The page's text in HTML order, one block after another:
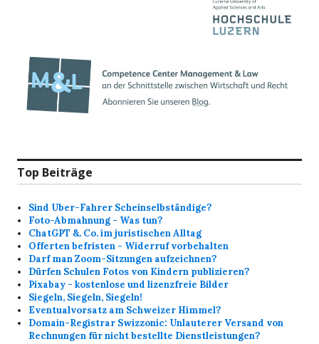
Top Beiträge
Sind Uber-Fahrer Scheinselbständige?
Foto-Abmahnung - Was tun?
ChatGPT &. Co. im juristischen Alltag
Offerten befristen - Widerruf vorbehalten
Darf man Zoom-Sitzungen aufzeichnen?
Dürfen Schulen Fotos von Kindern publizieren?
Pixabay - kostenlose und lizenzfreie Bilder
Siegeln, Siegeln, Siegeln!
Eventualvorsatz am Schweizer Himmel?
Domain-Registrar Swizzonic: Unlauterer Versand von
Rechnungen für nicht bestellte Dienstleistungen?